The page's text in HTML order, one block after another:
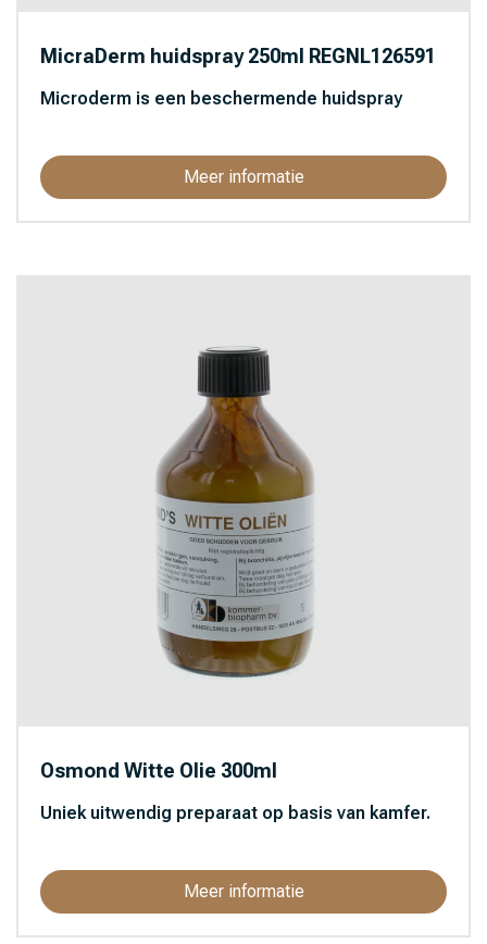
MicraDerm huidspray 250ml REGNL126591
Microderm is een beschermende huidspray
Meer informatie
Osmond Witte Olie 300ml
Uniek uitwendig preparaat op basis van kamfer.
Meer informatie